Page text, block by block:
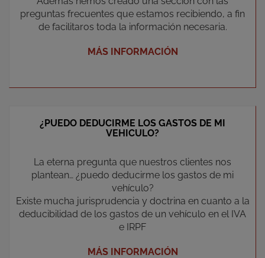
preguntas frecuentes que estamos recibiendo, a fin
de facilitaros toda la información necesaria.
MÁS INFORMACIÓN
¿PUEDO DEDUCIRME LOS GASTOS DE MI
VEHICULO?
La eterna pregunta que nuestros clientes nos
plantean… ¿puedo deducirme los gastos de mi
vehículo?
Existe mucha jurisprudencia y doctrina en cuanto a la
deducibilidad de los gastos de un vehículo en el IVA
e IRPF
MÁS INFORMACIÓN